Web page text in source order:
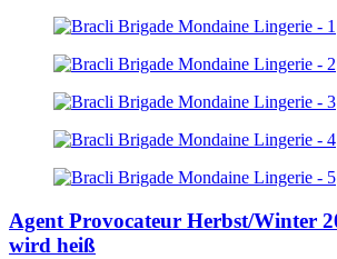
Agent Provocateur Herbst/Winter
wird heiß